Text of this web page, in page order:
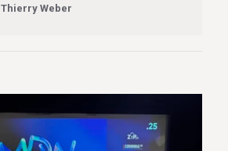
Thierry Weber